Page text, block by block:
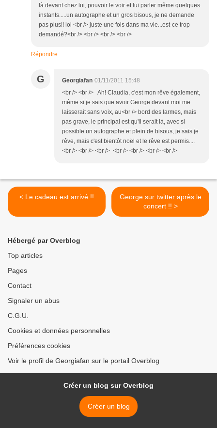
là devant chez lui, pouvoir le voir et lui parler même quelques
instants.....un autographe et un gros bisous, je ne demande
pas plus!! lol <br /> juste une fois dans ma vie...est-ce trop
demandé?<br /> <br /> <br /> <br />
Répondre
G Georgiafan 01/11/2011 15:48
<br /> <br /> Ah! Claudia, c'est mon rêve également,
même si je sais que avoir George devant moi me
laisserait sans voix, au<br /> bord des larmes, mais
pas grave, le principal est qu'il serait là, avec si
possible un autographe et plein de bisous, je sais je
rêve, mais c'est bientôt noël et le rêve est permis....
<br /> <br /> <br /> <br /> <br /> <br /> <br />
< Le cadeau est arrivé !!
George sur twitter après le
concert !! >
Hébergé par Overblog
Top articles
Pages
Contact
Signaler un abus
C.G.U.
Cookies et données personnelles
Préférences cookies
Voir le profil de Georgiafan sur le portail Overblog
Créer un blog sur Overblog
Créer un blog